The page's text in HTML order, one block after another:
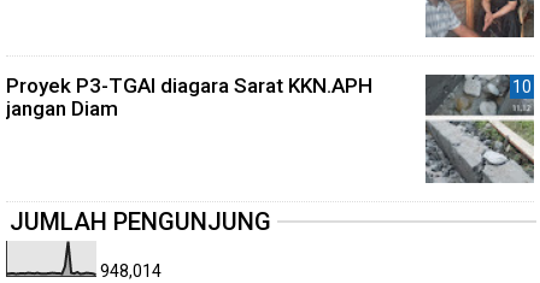
Proyek P3-TGAI diagara Sarat KKN.APH
jangan Diam
JUMLAH PENGUNJUNG
948,014